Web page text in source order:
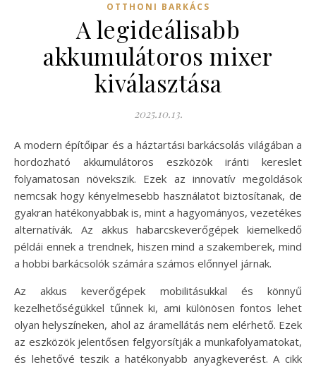
OTTHONI BARKÁCS
A legideálisabb
akkumulátoros mixer
kiválasztása
2025.10.13.
A modern építőipar és a háztartási barkácsolás világában a
hordozható akkumulátoros eszközök iránti kereslet
folyamatosan növekszik. Ezek az innovatív megoldások
nemcsak hogy kényelmesebb használatot biztosítanak, de
gyakran hatékonyabbak is, mint a hagyományos, vezetékes
alternatívák. Az akkus habarcskeverőgépek kiemelkedő
példái ennek a trendnek, hiszen mind a szakemberek, mind
a hobbi barkácsolók számára számos előnnyel járnak.
Az akkus keverőgépek mobilitásukkal és könnyű
kezelhetőségükkel tűnnek ki, ami különösen fontos lehet
olyan helyszíneken, ahol az áramellátás nem elérhető. Ezek
az eszközök jelentősen felgyorsítják a munkafolyamatokat,
és lehetővé teszik a hatékonyabb anyagkeverést. A cikk